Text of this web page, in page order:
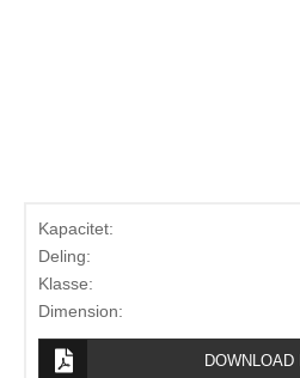
Om Vægtbutikken
Handelsbetingelser
Kapacitet:
Deling:
Klasse:
Dimension:
DOWNLOAD